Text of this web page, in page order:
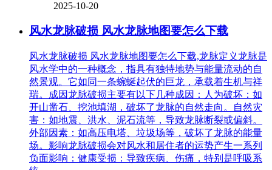
2025-10-20
风水龙脉破损 风水龙脉地图要怎么下载
风水龙脉破损 风水龙脉地图要怎么下载,龙脉定义龙脉是
风水学中的一种概念，指具有独特地势与能量流动的自
然景观。它如同一条蜿蜒起伏的巨龙，承载着生机与祥
瑞。成因龙脉破损主要有以下几种成因：人为破坏：如
开山凿石、挖池填湖，破坏了龙脉的自然走向。自然灾
害：如地震、洪水、泥石流等，导致龙脉断裂或偏斜。
外部因素：如高压电塔、垃圾场等，破坏了龙脉的能量
场。影响龙脉破损会对风水和居住者的运势产生一系列
负面影响：健康受损：导致疾病、伤痛，特别是呼吸系